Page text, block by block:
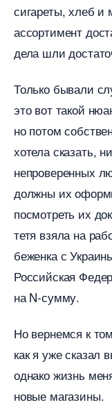
сигареты, хлеб
ассортимент
дела шли
Только бывали
это вот такой
но потом
хотела сказать,
непроверенных
должны их
посмотреть их
тетя взяла на
еженка с
Российская
на N-сумму.
Но вернемся к
как я уже
однако жизнь
новые магазины.